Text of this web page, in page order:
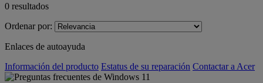
0 resultados
Ordenar por:
Enlaces de autoayuda
Información del producto Estatus de su reparación Contactar a Acer